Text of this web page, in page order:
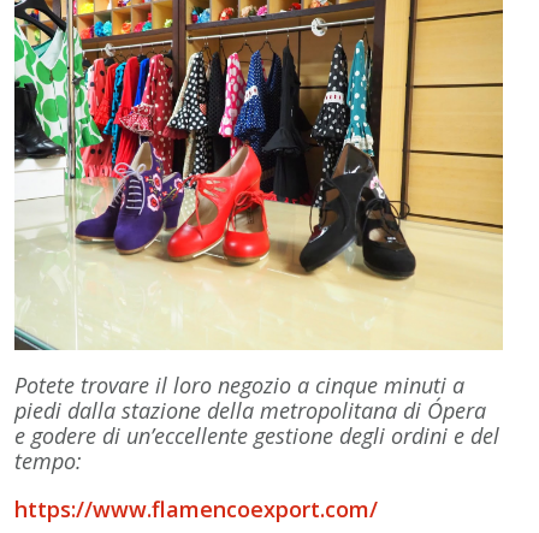
Potete trovare il loro negozio a cinque minuti a
piedi dalla stazione della metropolitana di Ópera
e godere di un’eccellente gestione degli ordini e del
tempo:
https://www.flamencoexport.com/